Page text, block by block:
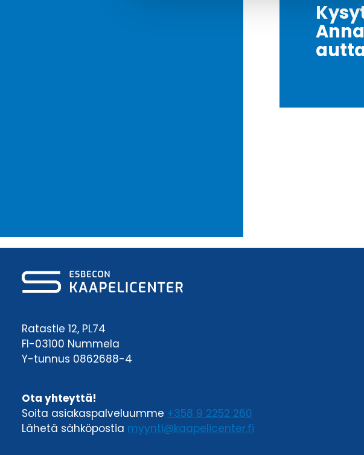
Ratastie 12, PL74
FI-03100 Nummela
Y-tunnus 0862688-4
Ota yhteyttä!
Soita asiakaspalveluumme +358 9 2252 260
Lähetä sähköpostia myynti@kaapelicenter.fi